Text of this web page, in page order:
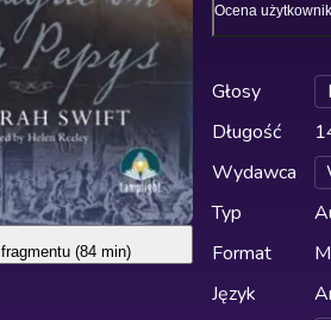
fragmentu (84 min)
Ocena
Głosy
Długość
Wydawca
Typ
Format
Język